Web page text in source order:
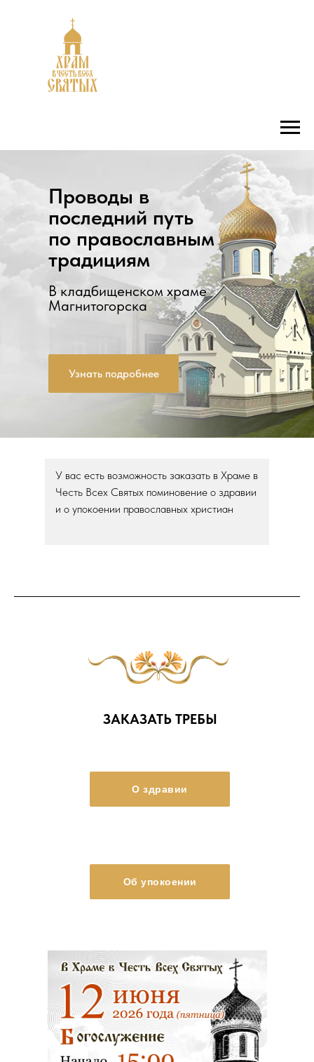
Проводы в
последний путь
по православным
традициям
В кладбищенском храме
Магнитогорска
Узнать подробнее
У вас есть возможность заказать в Храме в
Честь Всех Святых поминовение о здравии
и о упокоении православных христиан
ЗАКАЗАТЬ ТРЕБЫ
Об упокоении
О здравии